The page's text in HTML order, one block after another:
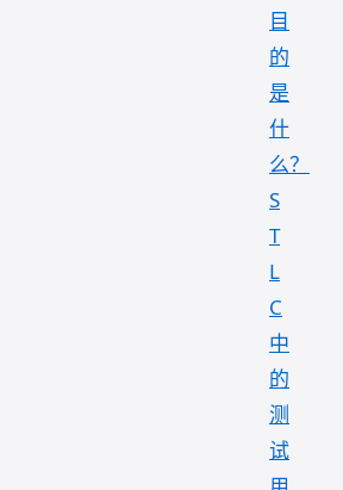
目
的
是
什
么？
S
T
L
C
中
的
测
试